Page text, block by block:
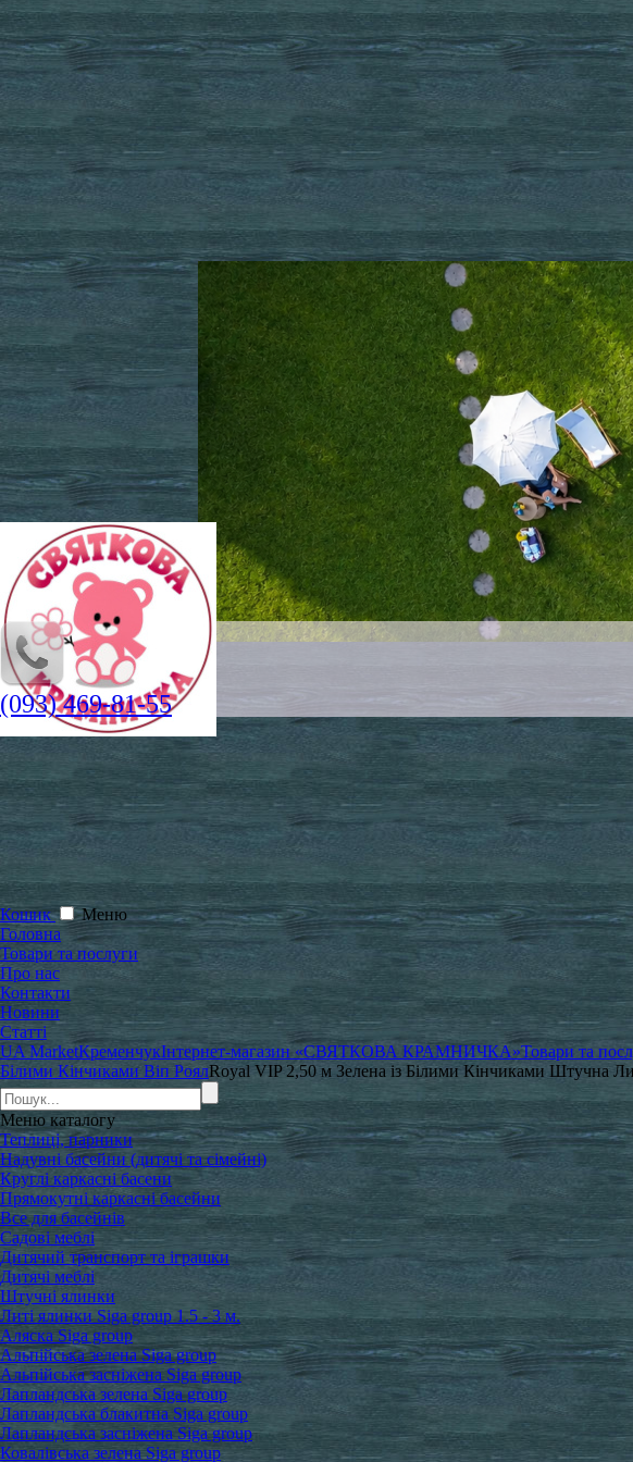
(093) 469-81-55
Кошик
Меню
Головна
Товари та послуги
Про нас
Контакти
Новини
Статті
UA MarketКременчукІнтернет-магазин «СВЯТКОВА КРАМНИЧКА»Товари та
Білими Кінчиками Віп РоялRoyal VIP 2,50 м Зелена із Білими Кінчиками Штучна
Меню каталогу
Теплиці, парники
Надувні басейни (дитячі та сімейні)
Круглі каркасні басени
Прямокутні каркасні басейни
Все для басейнів
Садові меблі
Дитячий транспорт та іграшки
Дитячі меблі
Штучні ялинки
Литі ялинки Siga group 1.5 - 3 м.
Аляска Siga group
Альпійська зелена Siga group
Альпійська засніжена Siga group
Лапландська зелена Siga group
Лапландська блакитна Siga group
Лапландська засніжена Siga group
Ковалівська зелена Siga group